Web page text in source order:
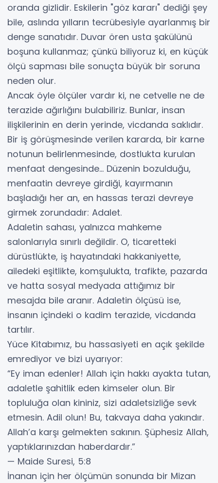
oranda gizlidir. Eskilerin "göz kararı" dediği şey
bile, aslında yılların tecrübesiyle ayarlanmış bir
denge sanatıdır. Duvar ören usta şakülünü
boşuna kullanmaz; çünkü biliyoruz ki, en küçük
ölçü sapması bile sonuçta büyük bir soruna
neden olur.
​Ancak öyle ölçüler vardır ki, ne cetvelle ne de
terazide ağırlığını bulabiliriz. Bunlar, insan
ilişkilerinin en derin yerinde, vicdanda saklıdır.
Bir iş görüşmesinde verilen kararda, bir karne
notunun belirlenmesinde, dostlukta kurulan
menfaat dengesinde... Düzenin bozulduğu,
menfaatin devreye girdiği, kayırmanın
başladığı her an, en hassas terazi devreye
girmek zorundadır: Adalet.
​Adaletin sahası, yalnızca mahkeme
salonlarıyla sınırlı değildir. O, ticaretteki
dürüstlükte, iş hayatındaki hakkaniyette,
ailedeki eşitlikte, komşulukta, trafikte, pazarda
ve hatta sosyal medyada attığımız bir
mesajda bile aranır. Adaletin ölçüsü ise,
insanın içindeki o kadim terazide, vicdanda
tartılır.
​Yüce Kitabımız, bu hassasiyeti en açık şekilde
emrediyor ve bizi uyarıyor:
​“Ey iman edenler! Allah için hakkı ayakta tutan,
adaletle şahitlik eden kimseler olun. Bir
topluluğa olan kininiz, sizi adaletsizliğe sevk
etmesin. Adil olun! Bu, takvaya daha yakındır.
Allah’a karşı gelmekten sakının. Şüphesiz Allah,
yaptıklarınızdan haberdardır.”
— Maide Suresi, 5:8
İnanan için her ölçümün sonunda bir Mizan